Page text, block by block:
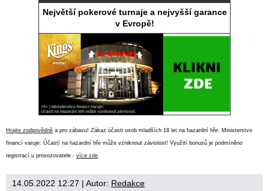
Největší pokerové turnaje a nejvyšší garance
v Evropě!
Hrajte zodpovědně a pro zábavu! Zákaz účasti osob mladších 18 let na hazardní hře. Ministerstvo
financí varuje: Účastí na hazardní hře může vzniknout závislost! Využití bonusů je podmíněno
registrací u provozovatele - více zde
14.05.2022 12:27 | Autor: Redakce